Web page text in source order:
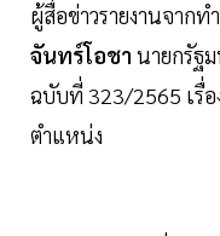
ผู้สื่อข่าวรายงานจากท
จันทร์โอชา นายกรัฐ
ฉบับที่ 323/2565 เรื่อ
ตำแหน่ง